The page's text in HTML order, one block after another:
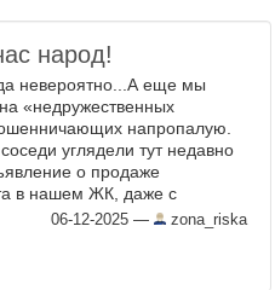
народ!
невероятно...А еще мы
«недружественных
напропалую.
углядели тут недавно
о продаже
в нашем ЖК, даже с
оного: ...06-12-2025 — zona_riska